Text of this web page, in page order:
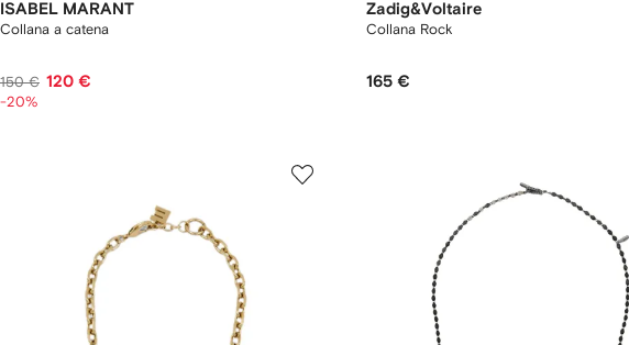
ISABEL MARANT
Collana a catena
150 € 120 €
-20%
Zadig&Voltaire
Collana Rock
165 €